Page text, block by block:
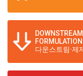
FORMULATION
다운스트림·제